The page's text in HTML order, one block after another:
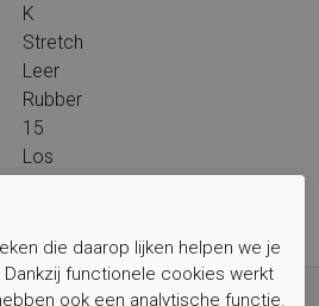
K
Stretch
Leer
Rubber
15
Los
59,- (voor NL)
die daarop lijken helpen we je
functionele cookies werkt
ook een analytische functie.